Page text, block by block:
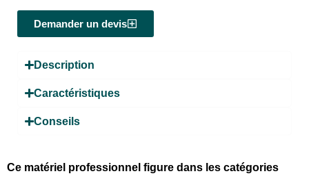
Demander un devis
Description
Caractéristiques
Conseils
Ce matériel professionnel figure dans les catégories